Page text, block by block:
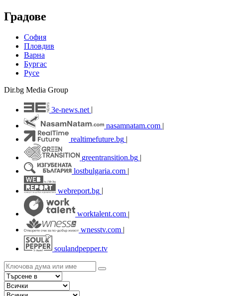
Градове
София
Пловдив
Варна
Бургас
Русе
Dir.bg Media Group
3e-news.net
nasamnatam.com |
realtimefuture.bg |
greentransition.bg |
lostbulgaria.com |
webreport.bg
worktalent.com |
wnesstv.com |
soulandpepper.tv